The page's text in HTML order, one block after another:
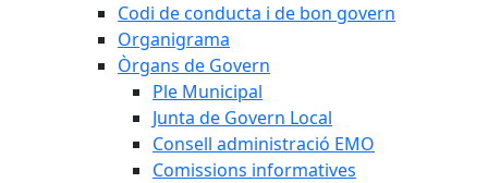
Codi de conducta i de bon govern
Organigrama
Òrgans de Govern
Ple Municipal
Junta de Govern Local
Consell administració EMO
Comissions informatives